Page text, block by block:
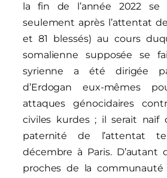
la fin de l’année 2022 se
seulement après l’attentat
et 81 blessés) au cours
somalienne supposée se
syrienne a été dirigée
d’Erdogan eux-mêmes
attaques génocidaires
civiles kurdes ; il serait naïf
paternité de l’attentat
décembre à Paris. D’autant
proches de la